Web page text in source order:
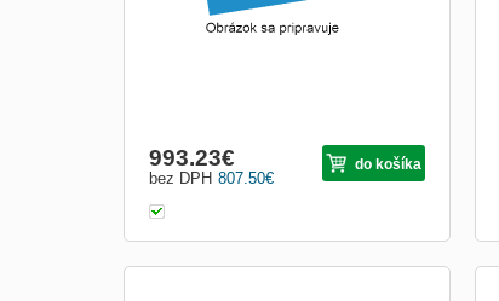
807.50€
bez DPH
993.23€ do košíka